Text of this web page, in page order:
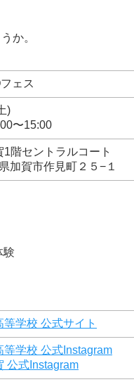
か。
ェス
)
〜15:00
階セントラルコート
加賀市作見町２５−１
験
学校 公式サイト
学校 公式Instagram
公式Instagram